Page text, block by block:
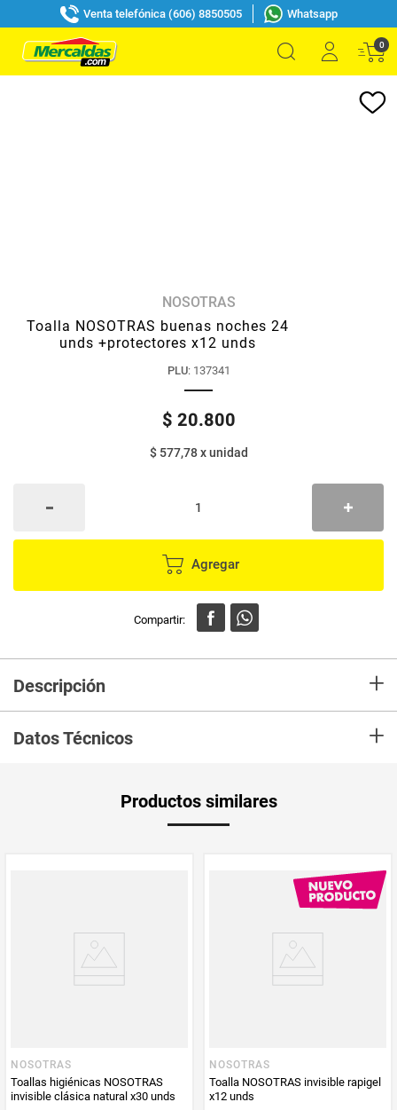
Venta telefónica (606) 8850505 Whatsapp
0
NOSOTRAS
Toalla NOSOTRAS buenas noches 24
unds +protectores x12 unds
PLU: 137341
$ 20.800
$ 577,78xunidad
Agregar
Descripción +
Datos Técnicos +
Producto (kg)
Productos similares
NOSOTRAS
Toallas higiénicas NOSOTRAS
invisible clásica natural x30 unds
NOSOTRAS
Toalla NOSOTRAS invisible rapigel
x12 unds